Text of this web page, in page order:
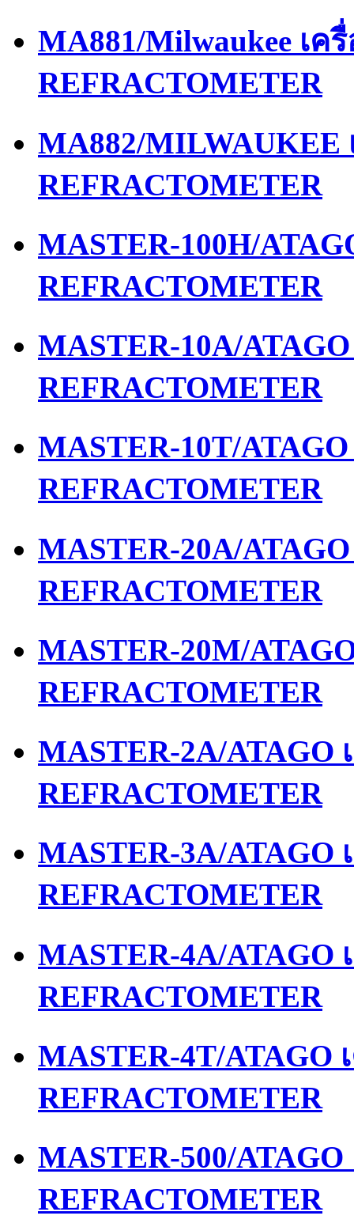
MA881/Milwaukee เค
REFRACTOMETER
MA882/
REFRACTOMETER
MASTER-100H/
REFRACTOMETER
MASTER-10A/
REFRACTOMETER
MASTER-10T/
REFRACTOMETER
MASTER-20A/
REFRACTOMETER
MASTER-20M/
REFRACTOMETER
MASTER-2A/ATAGO
REFRACTOMETER
MASTER-3A/ATAGO
REFRACTOMETER
MASTER-4A/ATAGO
REFRACTOMETER
MASTER-4T/ATAGO
REFRACTOMETER
MASTER-500/
REFRACTOMETER